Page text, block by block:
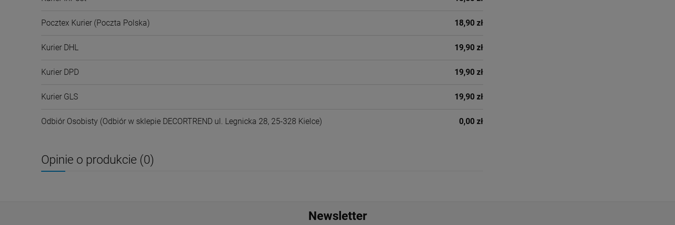
Pocztex Kurier (Poczta Polska) 18,90 zł
Kurier DHL 19,90 zł
Kurier DPD 19,90 zł
Kurier GLS 19,90 zł
Odbiór Osobisty (Odbiór w sklepie DECORTREND ul. Legnicka 28, 25-328 Kielce) 0,00 zł
Opinie o produkcie (0)
Newsletter